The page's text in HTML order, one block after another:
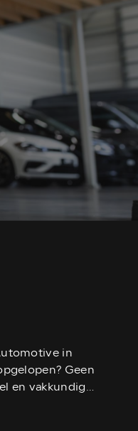
in
Geen
en vakkundig.